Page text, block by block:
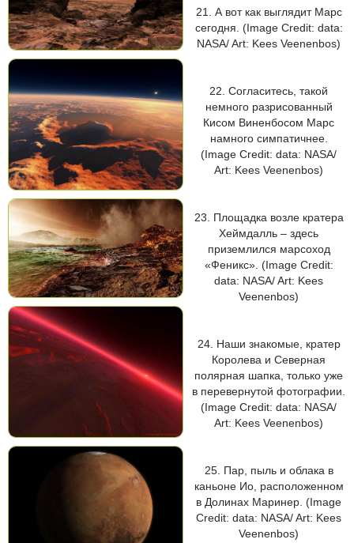
21. А вот как выглядит Марс
сегодня. (Image Credit: data:
NASA/ Art: Kees Veenenbos)
22. Согласитесь, такой
немного разрисованный
Кисом Виненбосом Марс
намного симпатичнее.
(Image Credit: data: NASA/
Art: Kees Veenenbos)
23. Площадка возле кратера
Хеймдалль – здесь
приземлился марсоход
«Феникс». (Image Credit:
data: NASA/ Art: Kees
Veenenbos)
24. Наши знакомые, кратер
Королева и Северная
полярная шапка, только уже
в перевернутой фотографии.
(Image Credit: data: NASA/
Art: Kees Veenenbos)
25. Пар, пыль и облака в
каньоне Ио, расположенном
в Долинах Маринер. (Image
Credit: data: NASA/ Art: Kees
Veenenbos)